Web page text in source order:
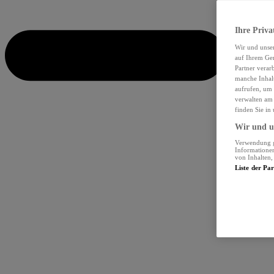
Ihre
Wir und
auf Ihrem
Partner
manche
aufrufen, um
verwalten
finden Sie in
Wir und
Verwendung
von Inhalten,
Liste der